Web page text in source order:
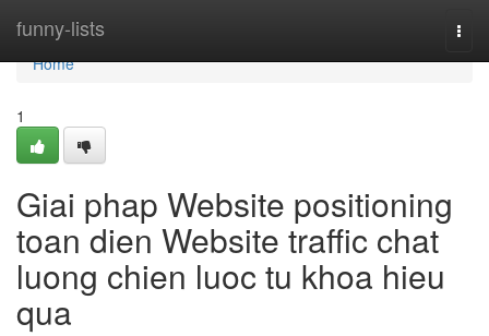
funny-lists
Home
Home
1
Giai phap Website positioning
toan dien Website traffic chat
luong chien luoc tu khoa hieu
qua